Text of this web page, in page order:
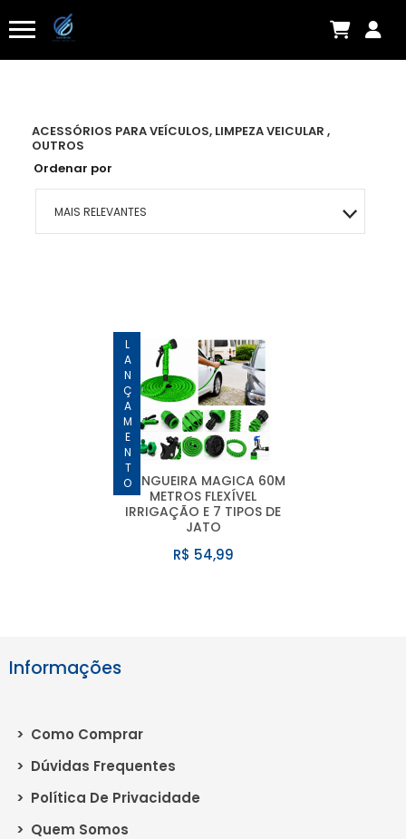
ACESSÓRIOS PARA VEÍCULOS, LIMPEZA VEICULAR ,
OUTROS
Ordenar por
MAIS RELEVANTES
MAIOR PREÇOLANÇAMENTO
MANGUEIRA MAGICA 60M
METROS FLEXÍVEL
IRRIGAÇÃO E 7 TIPOS DE
JATO
R$ 54,99
Informações
> Como Comprar
> Dúvidas Frequentes
> Política De Privacidade
> Quem Somos